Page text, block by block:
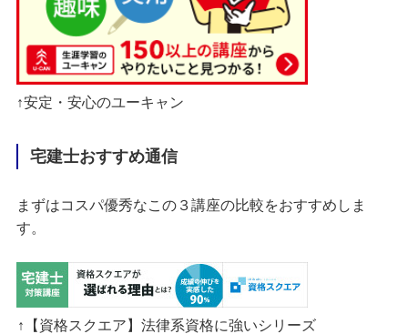
↑安定・安心のユーキャン
宅建士おすすめ通信
まずはコスパ優秀なこの３講座の比較をおすすめしま
す。
↑【資格スクエア】法律系資格に強いシリーズ